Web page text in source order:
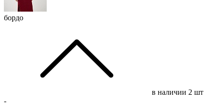
бордо
в наличии 2 шт
-